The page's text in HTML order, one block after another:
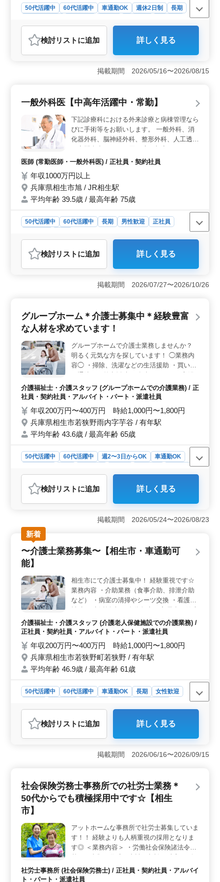
50代活躍中 60代活躍中 車通勤OK 週休2日制
長期
おすすめポイント
＜募集概要＞ 兵庫県相生市陸本町において、建設コン
サルティング企業が発注者支援業務に携わる人材を積極
的に募集しています。関西エリア全域の案件に関わり、
施工管理技士の資格をお持ちの方や、土木施工管理業務
または発注者支援業務の経験が6年以上ある方を求めてい
ます。車通勤や単身用宿舎の完備、週休2日制などの待遇
も整っています。 ＜業務内容と資格歓迎＞ 主な業
務は発注者支援業務で、工事監督支援業務や工事管理、
CAD操作などが含まれます。1級土木施工管理技士の有資
格者や技術士、RCCM資格をお持ちの方を歓迎していま
検討リスト に追加 詳しく見る
掲載期間 2026/05/16〜2026/08/15
一般外科医【中高年活躍中・常勤】
下記診療科における外来診療と病棟管理なら
びに手術等をお願いします。 一般外科、消
化器外科、脳神経外科、整形外科、人工透析
※夜間当直は月1～4回程度を想定しており
ますが、頻度等はご相談に応じます。
医師 (常勤医師・一般外科医) / 正社員・契約社員
年収1000万円以上
兵庫県相生市旭 / JR相生駅
平均年齢 39.5歳 / 最高年齢 75歳
50代活躍中 60代活躍中 長期 男性歓迎
正社員
おすすめポイント
＜業務内容の多様性＞ 一般外科、消化器外科、脳神経
外科、整形外科、人工透析など、多岐にわたる診療科目
し、専門性をさらに深める機会があります。 ＜当直
能です。ライフスタイルや他の職務とのバランスを取り
ながら働くことができる柔軟性があります。 ＜勤務
環境＞ 地域密着型の医療を提供する病院での勤務で
す。地元の医療ニーズに直接応え、やりがいも感じられ
ます。
検討リスト に追加 詳しく見る
掲載期間 2026/07/27〜2026/10/26
グループホーム＊介護士募集中＊経験豊富
な人材を求めています！
グループホームで介護士業務しませんか？
明るく元気な方を探しています！ ◯業務内
容◯ ・掃除、洗濯などの生活援助 ・買い物
などの介助 ・レクリエーション など ◯備考
◯ ・社会保険完備 ・交通費支給 ・長期勤務
躍中です！ まずはお気軽にお問い合わせく
ださい！
介護福祉士・介護スタッフ (グループホームでの介護業務) / 正
社員・契約社員・アルバイト・パート・派遣社員
年収200万円〜400万円 時給1,000円〜1,800円
兵庫県相生市若狭野雨内字芋谷 / 有年駅
平均年齢 43.6歳 / 最高年齢 65歳
50代活躍中 60代活躍中 週2〜3日からOK
車通勤OK
派遣社員
介護福祉士・介護スタッフ
おすすめポイント
＜経験豊富な介護士を求めるグループホーム＞ 生活援
助や外出援助、そして食事や入浴などの介助など様々な
業務を通じて入居者の方々のサポートを行います。社会
保険完備や交通費支給など待遇面も充実しており、明る
く元気な方々を歓迎しています。 ＜働きやすさをサ
ポート＞ 当施設では社会保険完備や交通費支給、そし
て長期勤務が可能です。また車通勤も可能であり、柔軟
活躍中で経験豊富な方々のご応募をお待ちしていま
す。 ＜求める人材＞ ヘルパー2級以上の資格と介護
経験1年以上をお持ちの方を歓迎します。給与面も年収
200万円〜400万円、時給1,000円〜1,800円と魅力的で
す。明るく元気な方で入居者の方々とのコミュニケーシ
ョンを大切にできる方々のご応募をお待ちしています。
検討リスト に追加 詳しく見る
掲載期間 2026/05/24〜2026/08/23
新着
〜介護士業務募集〜【相生市・車通勤可
能】
相生市にて介護士募集中！ 経験重視です☆
業務内容 ・介助業務（食事介助、排泄介助
など） ・病室の清掃やシーツ交換 ・看護師
管理 ・身体機能の維持・回復サポート ・介
護記録作成 備考 ＊シフト制(週3日以上相談
60代活躍中◎ まずはお気軽にお問い合わせ
ください！
介護福祉士・介護スタッフ (介護老人保健施設での介護業務) /
正社員・契約社員・アルバイト・パート・派遣社員
年収200万円〜400万円 時給1,000円〜1,800円
兵庫県相生市若狭野町若狭野 / 有年駅
平均年齢 46.9歳 / 最高年齢 61歳
50代活躍中 60代活躍中 車通勤OK 長期
女性歓迎
おすすめポイント
＜経験重視の介護士求人＞ 経験を活かせる介護士求
人！ 食事介助や清掃、看護師補助など幅広い業務に携
わり、介護スキルを磨けます。 ＜働きやすい環境
取得支援あり。日勤のみの勤務も相談可能です。 ＜
年齢不問のアットホームな雰囲気＞ 60代も活躍中！ア
ットホームな職場で働けます。健康管理や介護記録の作
成など、やりがいある業務です。
検討リスト に追加 詳しく見る
掲載期間 2026/06/16〜2026/09/15
社会保険労務士事務所での社労士業務＊
50代からでも積極採用中です☆【相生
市】
アットホームな事務所で社労士募集していま
す！！ 経験よりも人柄重視の採用となりま
す◎ ＜業務内容＞ ・労働社会保険諸法令に
与計算業務 ・諸規則作成など 労務に関する
相談、助言 ・書類、資料の整理 データ入力
社労士事務所 (社会保険労務士) / 正社員・契約社員・アルバイ
ト・パート・派遣社員